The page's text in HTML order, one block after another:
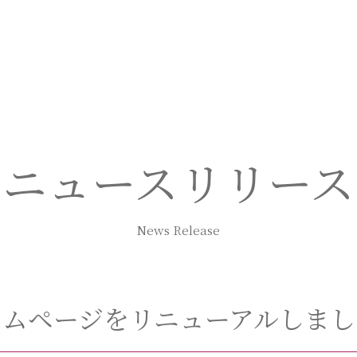
ニュースリリース
News Release
ページをリニューアルしまし